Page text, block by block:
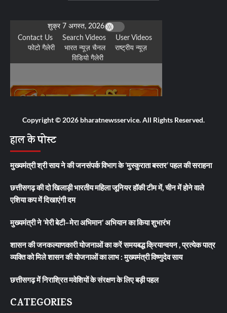
Copyright © 2026 bharatnewsservice. All Rights Reserved.
हाल के पोस्ट
मुख्यमंत्री श्री साय ने की जनसंपर्क विभाग के ‘मुस्कुराता बस्तर’ पहल की सराहना
छत्तीसगढ़ की दो खिलाड़ी भारतीय महिला जूनियर हॉकी टीम में, चीन में होने वाले
एशिया कप में दिखाएंगी दम
मुख्यमंत्री ने ‘मेरी बेटी–मेरा अभिमान’ अभियान का किया शुभारंभ
शासन की जनकल्याणकारी योजनाओं का करें समयबद्ध क्रियान्वयन , प्रत्येक पात्र
व्यक्ति को मिले शासन की योजनाओं का लाभ : मुख्यमंत्री विष्णुदेव साय
छत्तीसगढ़ में निराश्रित मवेशियों के संरक्षण के लिए बड़ी पहल
CATEGORIES